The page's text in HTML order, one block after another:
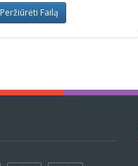
Peržiūrėti Failą